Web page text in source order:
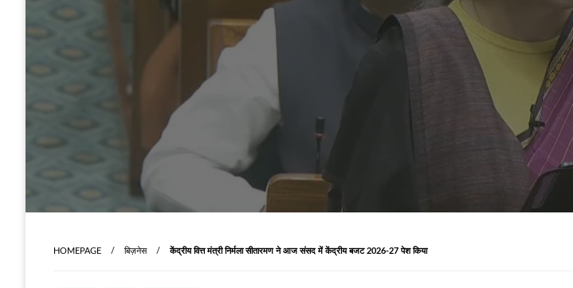
HOMEPAGE बिज़नेस केंद्रीय वित्त मंत्री निर्मला सीतारमण ने आज संसद में केंद्रीय बजट 2026-27 पेश किया